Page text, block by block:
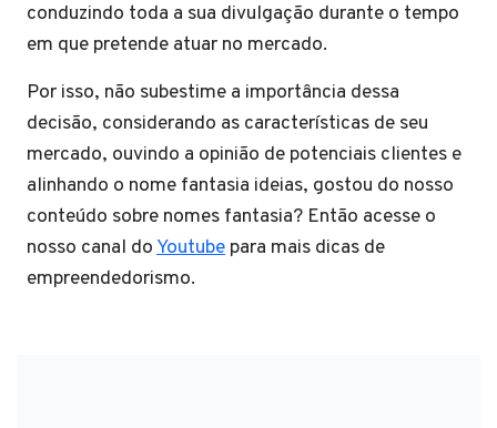
conduzindo toda a sua divulgação durante o tempo
em que pretende atuar no mercado.
Por isso, não subestime a importância dessa
decisão, considerando as características de seu
mercado, ouvindo a opinião de potenciais clientes e
alinhando o nome fantasia ideias, gostou do nosso
conteúdo sobre nomes fantasia? Então acesse o
nosso canal doYoutube para mais dicas de
empreendedorismo.